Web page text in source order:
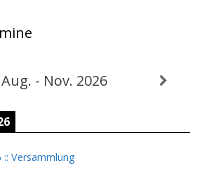
Aug. - Nov. 2026
:: Versammlung